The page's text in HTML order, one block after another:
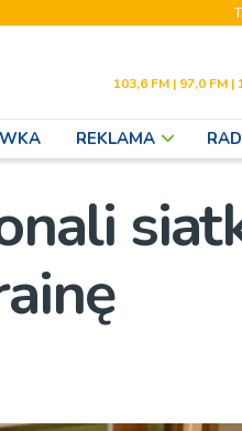
103,6 FM | 97,0 FM |
REKLAMA